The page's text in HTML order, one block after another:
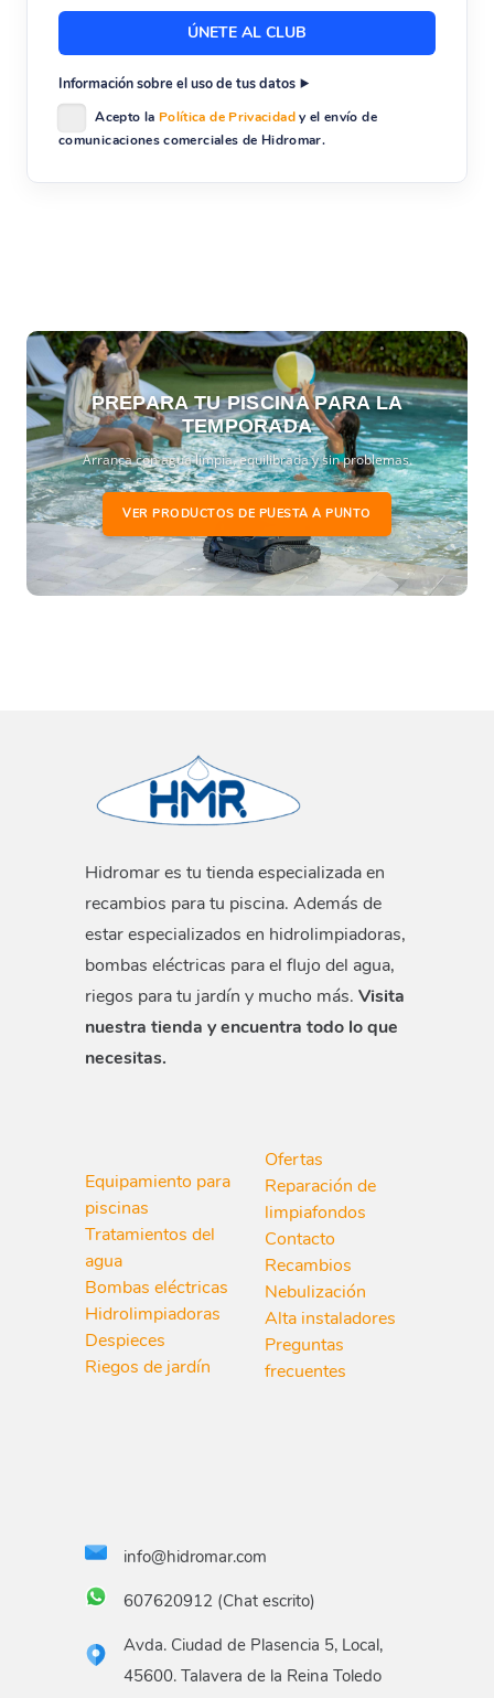
Información sobre el uso de tus datos
Acepto la Política de Privacidady el envío de
comunicaciones comerciales de Hidromar.
PREPARA TU PISCINA PARA LA
TEMPORADA
Arranca con agua limpia, equilibrada y sin problemas.
VER PRODUCTOS DE PUESTA A PUNTO
Hidromar es tu tienda especializada en
recambios para tu piscina. Además de
estar especializados en hidrolimpiadoras,
bombas eléctricas para el flujo del agua,
riegos para tu jardín y mucho más. Visita
nuestra tienda y encuentra todo lo que
necesitas.
Equipamiento para
piscinas
Tratamientos del
agua
Bombas eléctricas
Hidrolimpiadoras
Despieces
Riegos de jardín
Ofertas
Reparación de
limpiafondos
Contacto
Recambios
Nebulización
Alta instaladores
Preguntas
frecuentes
info@hidromar.com
607620912 (Chat escrito)
Avda. Ciudad de Plasencia 5, Local,
45600. Talavera de la Reina Toledo